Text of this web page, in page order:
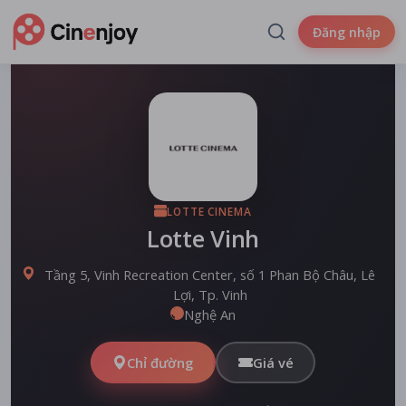
Đăng nhập
LOTTE CINEMA
Lotte Vinh
Tầng 5, Vinh Recreation Center, số 1 Phan Bộ Châu, Lê
Lợi, Tp. Vinh
Nghệ An
Chỉ đường Giá vé